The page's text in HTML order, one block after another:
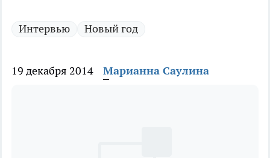
Интервью Новый год
19 декабря 2014 Марианна Саулина